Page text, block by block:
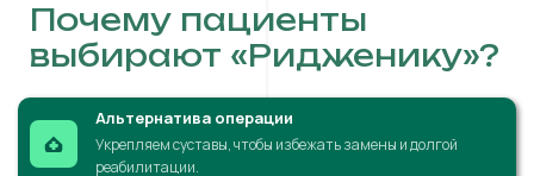
Почему пациенты
выбирают «Ридженику»?
Альтернатива операции
Укрепляем суставы, чтобы избежать замены и долгой
реабилитации.